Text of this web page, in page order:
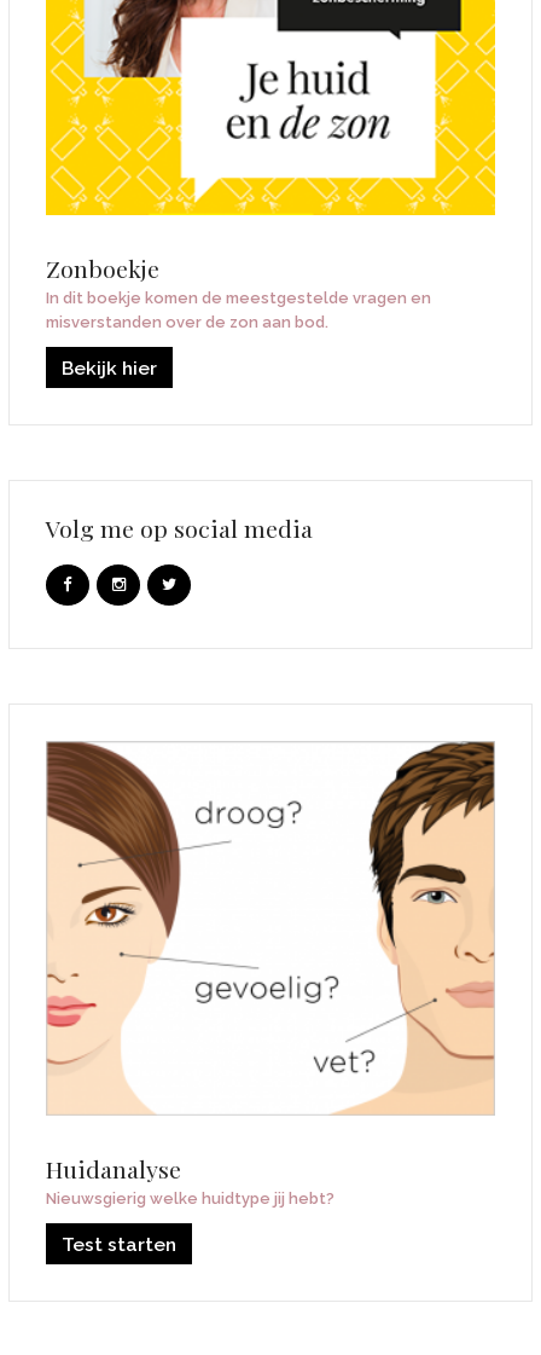
Zonboekje
In dit boekje komen de meestgestelde vragen en
misverstanden over de zon aan bod.
Bekijk hier
Volg me op social media
Huidanalyse
Nieuwsgierig welke huidtype jij hebt?
Test starten